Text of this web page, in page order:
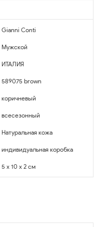
Gianni Conti
Мужской
ИТАЛИЯ
589075 brown
коричневый
всесезонный
Натуральная кожа
индивидуальная коробка
5 x 10 x 2 см